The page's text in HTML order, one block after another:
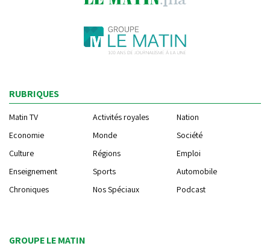
RUBRIQUES
Matin TV Activités royales
Nation
Economie
Monde
Société
Culture
Régions
Emploi
Enseignement
Sports
Automobile
Chroniques
Nos Spéciaux Podcast
GROUPE LE MATIN